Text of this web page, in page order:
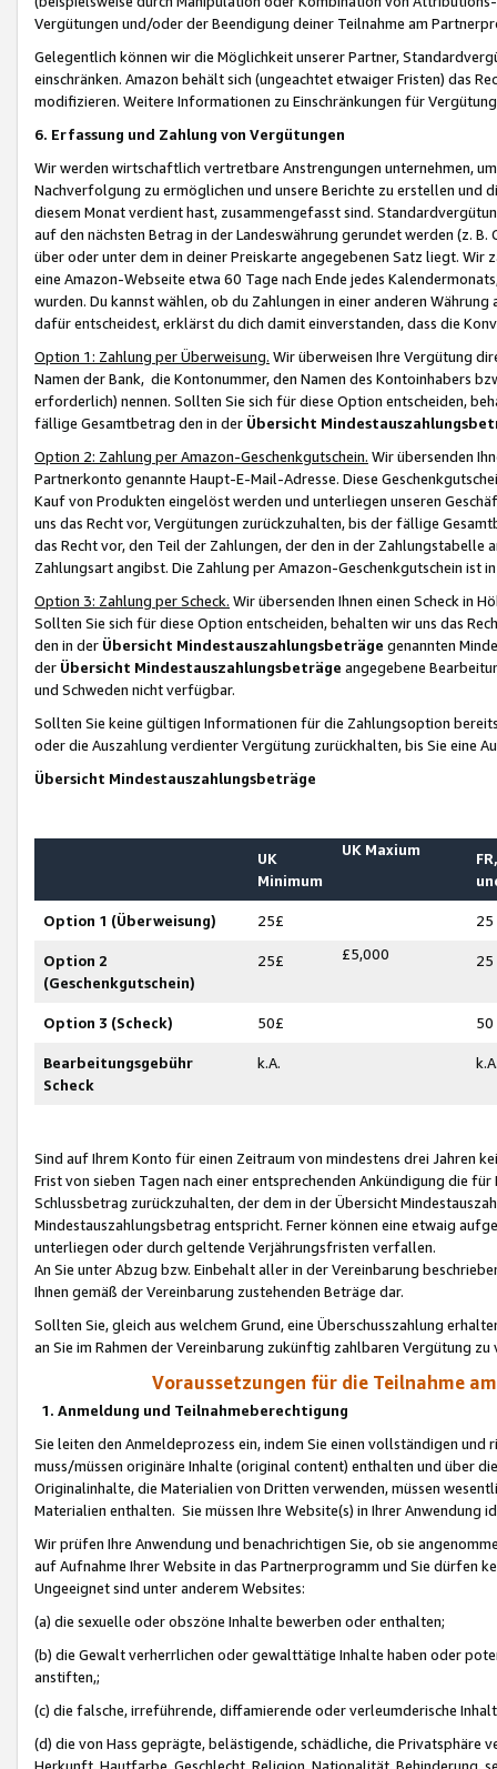
Vergütungen und/oder der Beendigung deiner Teilnahme am
Gelegentlich können wir die Möglichkeit unserer Partner,
einschränken. Amazon behält sich (ungeachtet etwaiger Fristen) das
modifizieren. Weitere Informationen zu Einschränkungen für
6. Erfassung und Zahlung von Vergütungen
Wir werden wirtschaftlich vertretbare Anstrengungen unternehmen,
Nachverfolgung zu ermöglichen und unsere Berichte zu erstellen und
diesem Monat verdient hast, zusammengefasst sind.
auf den nächsten Betrag in der Landeswährung gerundet werden (z.
über oder unter dem in deiner Preiskarte angegebenen Satz liegt.
eine Amazon-Webseite etwa 60 Tage nach Ende jedes
wurden. Du kannst wählen, ob du Zahlungen in einer anderen
dafür entscheidest, erklärst du dich damit einverstanden, dass die
Option 1: Zahlung per Überweisung. Wir überweisen Ihre Vergütung
Namen der Bank, die Kontonummer, den Namen des Kontoinhabers
erforderlich) nennen. Sollten Sie sich für diese Option entscheiden,
fällige Gesamtbetrag den in der Übersicht
Option 2: Zahlung per Amazon-Geschenkgutschein. Wir übersenden
Partnerkonto genannte Haupt-E-Mail-Adresse. Diese
Kauf von Produkten eingelöst werden und unterliegen unseren
uns das Recht vor, Vergütungen zurückzuhalten, bis der fällige
das Recht vor, den Teil der Zahlungen, der den in der
Zahlungsart angibst. Die Zahlung per Amazon-Geschenkgutschein ist
Option 3: Zahlung per Scheck. Wir übersenden Ihnen einen Scheck in
Sollten Sie sich für diese Option entscheiden, behalten wir uns das
den in der Übersicht Mindestauszahlungsbeträge genannten
der Übersicht Mindestauszahlungsbeträge angegebene
und Schweden nicht verfügbar.
Sollten Sie keine gültigen Informationen für die Zahlungsoption
oder die Auszahlung verdienter Vergütung zurückhalten, bis Sie
Übersicht Mindestauszahlungsbeträge
UK
Minimum
UK Maxium
Option 1 (Überweisung) 25£ 25
Option 2
(Geschenkgutschein)
25£ £5,000 25
Option 3 (Scheck) 50£ 50
Bearbeitungsgebühr
Scheck
k.A.
Sind auf Ihrem Konto für einen Zeitraum von mindestens drei Jahren
Frist von sieben Tagen nach einer entsprechenden Ankündigung die
Schlussbetrag zurückzuhalten, der dem in der Übersicht
Mindestauszahlungsbetrag entspricht. Ferner können eine etwaig
unterliegen oder durch geltende Verjährungsfristen verfallen.
An Sie unter Abzug bzw. Einbehalt aller in der Vereinbarung
Ihnen gemäß der Vereinbarung zustehenden Beträge dar.
Sollten Sie, gleich aus welchem Grund, eine Überschusszahlung
an Sie im Rahmen der Vereinbarung zukünftig zahlbaren Vergütung zu
Voraussetzungen für die Teilnahme
1. Anmeldung und Teilnahmeberechtigung
Sie leiten den Anmeldeprozess ein, indem Sie einen vollständigen
muss/müssen originäre Inhalte (original content) enthalten und über
Originalinhalte, die Materialien von Dritten verwenden, müssen
Materialien enthalten. Sie müssen Ihre Website(s) in Ihrer Anwendung
Wir prüfen Ihre Anwendung und benachrichtigen Sie, ob sie
auf Aufnahme Ihrer Website in das Partnerprogramm und Sie dürfen
Ungeeignet sind unter anderem Websites:
(a) die sexuelle oder obszöne Inhalte bewerben oder enthalten;
(b) die Gewalt verherrlichen oder gewalttätige Inhalte haben oder
anstiften,;
(c) die falsche, irreführende, diffamierende oder verleumderische
(d) die von Hass geprägte, belästigende, schädliche, die Privatsphäre
Herkunft, Hautfarbe, Geschlecht, Religion, Nationalität, Behinderung,